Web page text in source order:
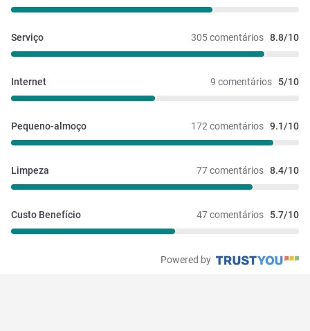
305 comentários 8.8/10
Serviço
9 comentários 5/10
Internet
172 comentários 9.1/10
Pequeno-almoço
77 comentários 8.4/10
Limpeza
47 comentários 5.7/10
Custo Benefício
Powered by